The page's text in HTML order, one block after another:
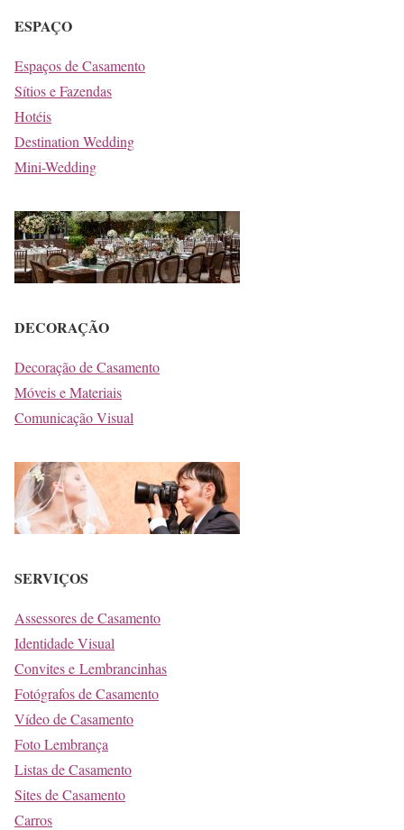
ESPAÇO
Espaços de Casamento
Sítios e Fazendas
Hotéis
Destination Wedding
Mini-Wedding
DECORAÇÃO
Decoração de Casamento
Móveis e Materiais
Comunicação Visual
SERVIÇOS
Assessores de Casamento
Identidade Visual
Convites e Lembrancinhas
Fotógrafos de Casamento
Vídeo de Casamento
Foto Lembrança
Listas de Casamento
Sites de Casamento
Carros